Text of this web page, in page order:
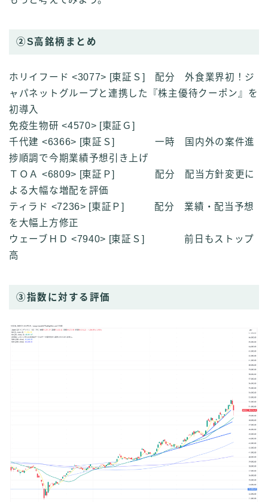
②S高銘柄まとめ
ホリイフード <3077> [東証Ｓ] 配分 外食業界初！ジ
ャパネットグループと連携した『株主優待クーポン』を
初導入
免疫生物研 <4570> [東証Ｇ]
千代建 <6366> [東証Ｓ] 一時 国内外の案件進
捗順調で今期業績予想引き上げ
ＴＯＡ <6809> [東証Ｐ] 配分 配当方針変更に
よる大幅な増配を評価
ティラド <7236> [東証Ｐ] 配分 業績・配当予想
を大幅上方修正
ウェーブＨＤ <7940> [東証Ｓ] 前日もストップ
高
③指数に対する評価